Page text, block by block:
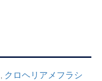
, クロヘリアメフラシ